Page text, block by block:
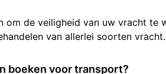
om de veiligheid van uw vracht te
van allerlei soorten vracht.
boeken voor transport?